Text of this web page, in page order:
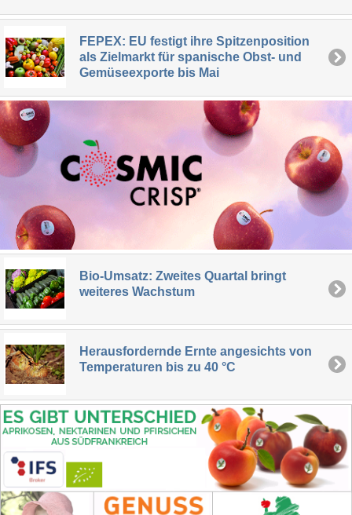
FEPEX: EU festigt ihre Spitzenposition
als Zielmarkt für spanische Obst- und
Gemüseexporte bis Mai
Bio-Umsatz: Zweites Quartal bringt
weiteres Wachstum
Herausfordernde Ernte angesichts von
Temperaturen bis zu 40 °C